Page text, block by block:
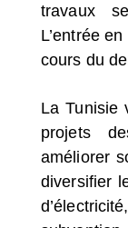
travaux
L’entrée
cours du
La Tunisie
projets
améliorer
diversifier